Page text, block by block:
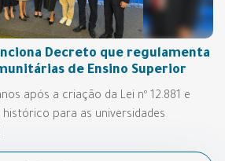
Decreto que regulamenta
de Ensino Superior
após a criação da Lei nº 12.881 e
para as universidades